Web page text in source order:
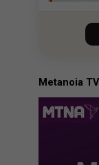
hecho y
quedarse
Metanoia TV